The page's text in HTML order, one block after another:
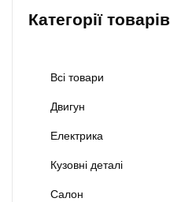
Категорії товарів
Всі товари
Двигун
Електрика
Кузовні деталі
Салон